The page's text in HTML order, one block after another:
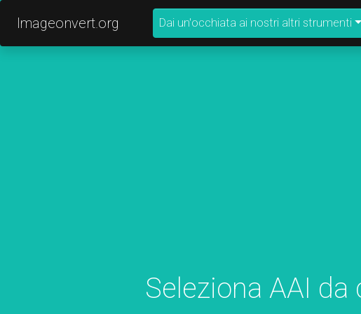
Imageonvert.org Dai un'occhiata ai nostri altri strumenti
Seleziona AAI